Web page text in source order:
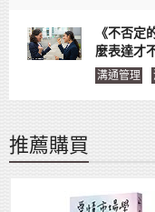
《不否定
麼表達才
溝通管理
推薦購買